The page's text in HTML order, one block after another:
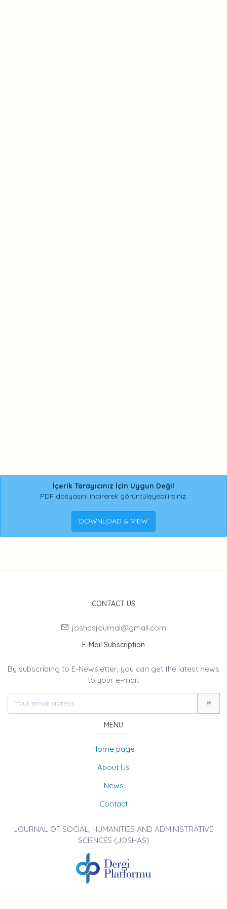
İçerik Tarayıcınız İçin Uygun Değil
PDF dosyasını indirerek görüntüleyebilirsiniz.
DOWNLOAD & VIEW
CONTACT US
joshasjournal@gmail.com
E-Mail Subscription
By subscribing to E-Newsletter, you can get the latest news
to your e-mail.
MENU
Home page
About Us
News
Contact
JOURNAL OF SOCIAL, HUMANITIES AND ADMINISTRATIVE
SCIENCES (JOSHAS)